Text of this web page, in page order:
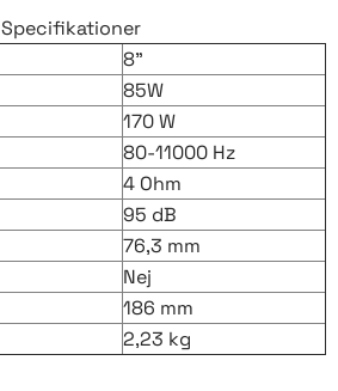
Specifikationer
8"
85W
170 W
80-11000 Hz
4 Ohm
95 dB
76,3 mm
Nej
186 mm
2,23 kg